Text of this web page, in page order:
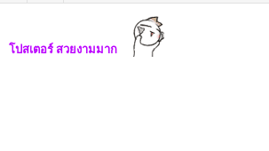
โปสเตอร์ สวยงามมาก